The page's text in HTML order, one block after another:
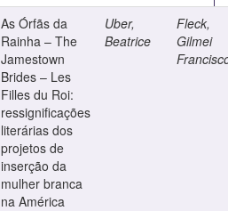
As Órfãs da
Rainha – The
Jamestown
Brides – Les
Filles du Roi:
ressignificações
literárias dos
projetos de
inserção da
mulher branca
na América
Uber,
Beatrice
Fleck,
Gilmei